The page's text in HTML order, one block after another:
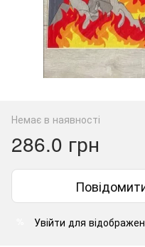
Немає в наявності
286.0 грн
Увійти для